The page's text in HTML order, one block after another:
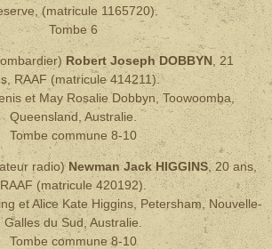
(matricule 1165720).
Tombe 6
Robert Joseph DOBBYN , 21
RAAF (matricule 414211).
et May Rosalie Dobbyn, Toowoomba,
Queensland, Australie.
Tombe commune 8-10
radio) Newman Jack HIGGINS, 20 ans,
RAAF (matricule 420192).
et Alice Kate Higgins, Petersham, Nouvelle-
Galles du Sud, Australie.
Tombe commune 8-10